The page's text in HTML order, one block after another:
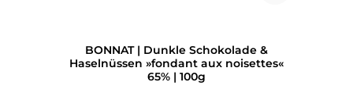
BONNAT | Dunkle Schokolade &
Haselnüssen »fondant aux noisettes«
65% | 100g